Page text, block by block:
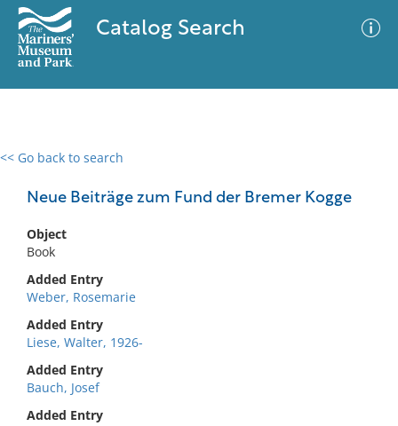
Catalog Search
<< Go back to search
Neue Beiträge zum Fund der Bremer Kogge
Object
Book
Added Entry
Weber, Rosemarie
Added Entry
Liese, Walter, 1926-
Added Entry
Bauch, Josef
Added Entry
0 results